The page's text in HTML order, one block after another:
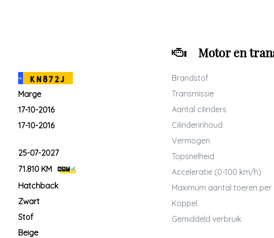
NL
KN872J
Marge
17-10-2016
17-10-2016
25-07-2027
71.810 KM
Hatchback
Zwart
Stof
Beige
Motor en
Brandstof
Transmissie
Aantal cilinders
Cilinderinhoud
Vermogen
Topsnelheid
Acceleratie (0-100 km/h)
Maximum aantal toeren per
Koppel
Gemiddeld verbruik